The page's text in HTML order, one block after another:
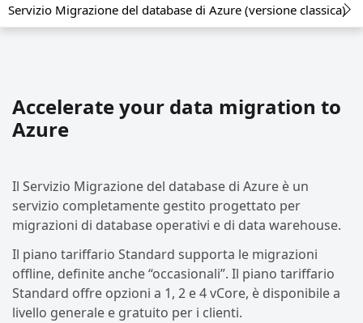
Servizio Migrazione del database di Azure (versione classica)
Accelerate your data migration to
Azure
Il Servizio Migrazione del database di Azure è un
servizio completamente gestito progettato per
migrazioni di database operativi e di data warehouse.
Il piano tariffario Standard supporta le migrazioni
offline, definite anche “occasionali”. Il piano tariffario
Standard offre opzioni a 1, 2 e 4 vCore, è disponibile a
livello generale e gratuito per i clienti.